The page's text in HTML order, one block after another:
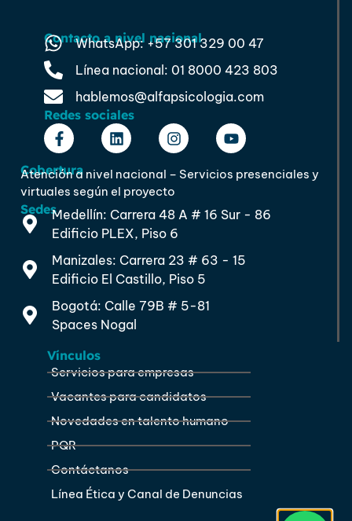
Contacto a nivel nacional
WhatsApp: +57 301 329 00 47
Línea nacional: 01 8000 423 803
hablemos@alfapsicologia.com
Redes sociales
Cobertura
Atención a nivel nacional – Servicios presenciales y
virtuales según el proyecto
SedesMedellín: Carrera 48 A # 16 Sur - 86
Edificio PLEX, Piso 6
Manizales: Carrera 23 # 63 - 15
Edificio El Castillo, Piso 5
Bogotá: Calle 79B # 5-81
Spaces Nogal
Vínculos
Servicios para empresas
Vacantes para candidatos
Novedades en talento humano
PQR
Contáctanos
Línea Ética y Canal de Denuncias